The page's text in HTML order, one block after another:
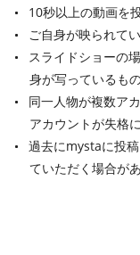
10秒以上の動画を
ご自身が映られて
スライドショーの
身が写っているも
同一人物が複数ア
アカウントが失格
過去にmystaに投
ていただく場合が